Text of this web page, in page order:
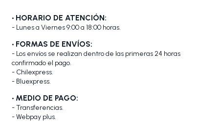
• HORARIO DE ATENCIÓN:
- Lunes a Viernes 9:00 a 18:00 horas.
• FORMAS DE ENVÍOS:
- Los envíos se realizan dentro de las primeras 24 horas
confirmado el pago.
- Chilexpress.
- Bluexpress.
• MEDIO DE PAGO:
- Transferencias.
- Webpay plus.